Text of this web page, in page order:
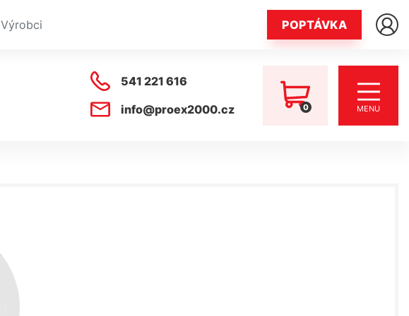
Výrobci POPTÁVKA
541 221 616
info@proex2000.cz
0 MENU